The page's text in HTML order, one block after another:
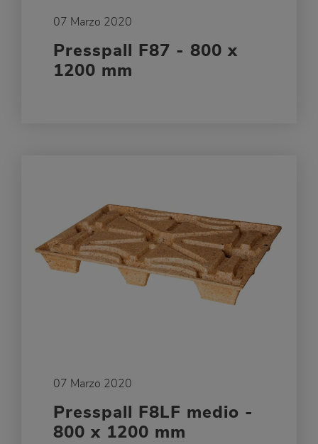
07 Marzo 2020
Presspall F87 - 800 x
1200 mm
07 Marzo 2020
Presspall F8LF medio -
800 x 1200 mm